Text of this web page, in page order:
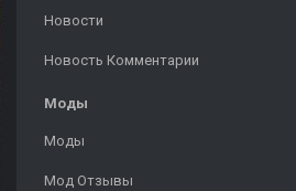
Новости
Новость Комментарии
Моды
Моды
Мод Отзывы